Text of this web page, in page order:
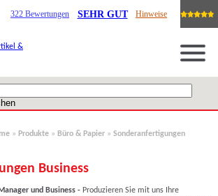
322 Bewertungen SEHR GUT Hinweise
» Produkte » Büro & Papier » Sonderanfertigungen
Business
und Business - Produzieren Sie mit uns Ihre